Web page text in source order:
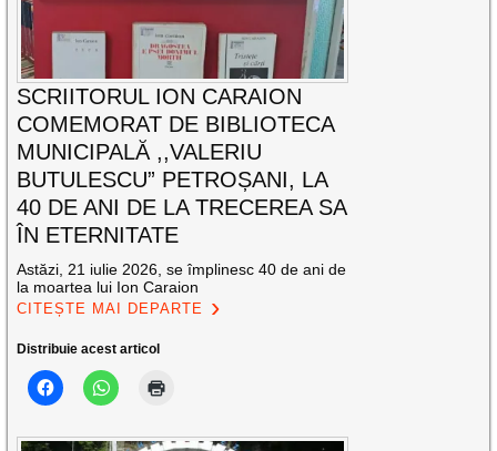
SCRIITORUL ION CARAION
COMEMORAT DE BIBLIOTECA
MUNICIPALĂ ,,VALERIU
BUTULESCU” PETROȘANI, LA
40 DE ANI DE LA TRECEREA SA
ÎN ETERNITATE
Astăzi, 21 iulie 2026, se împlinesc 40 de ani de
la moartea lui Ion Caraion
CITEȘTE MAI DEPARTE
Distribuie acest articol